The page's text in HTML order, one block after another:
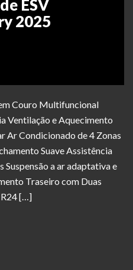
ESV
2025
Couro Multifuncional
Ventilação e Aquecimento
Ar Condicionado de 4 Zonas
Suave Assistência
a ar adaptativa e
Traseiro com Duas
R24 […]